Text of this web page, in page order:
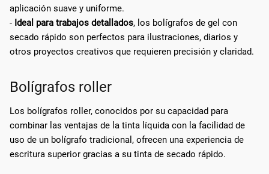
aplicación suave y uniforme.
- Ideal para trabajos detallados, los bolígrafos de gel con
secado rápido son perfectos para ilustraciones, diarios y
otros proyectos creativos que requieren precisión y claridad.
Bolígrafos roller
Los bolígrafos roller, conocidos por su capacidad para
combinar las ventajas de la tinta líquida con la facilidad de
uso de un bolígrafo tradicional, ofrecen una experiencia de
escritura superior gracias a su tinta de secado rápido.